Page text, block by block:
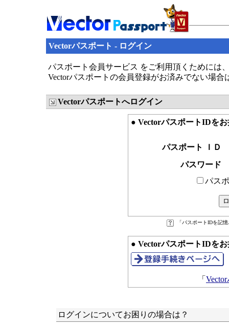
Vectorパスポート - ログイン
パスポート会員サービス をご利用頂くためには
Vectorパスポートの会員登録がお済みでない場
Vectorパスポートへログイン
● VectorパスポートIDを
パスポート ＩＤ
パスワード
パス
「パスポートIDを記
● VectorパスポートIDを
「
ログインについてお困りの場合は？